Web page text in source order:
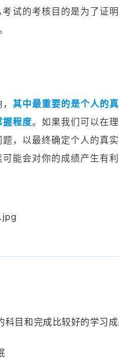
考试的考核目的是为了证明
，其中最重要的是个人的真
握程度。如果我们可以在理
，以最终确定个人的真实
能会对你的成绩产生有利
科目和完成比较好的学习